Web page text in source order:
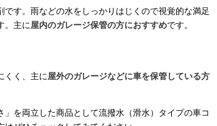
です。雨などの水をしっかりはじくので視覚的な満足
。主に屋内のガレージ保管の方におすすめです。
くく、主に屋外のガレージなどに車を保管している方
を両立した商品として流撥水（滑水）タイプの車コ